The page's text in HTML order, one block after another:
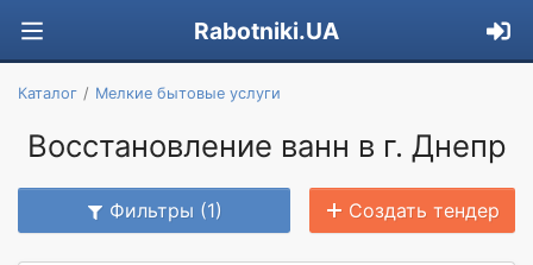
Rabotniki.UA
Каталог Мелкие бытовые услуги
Восстановление ванн в г. Днепр
Фильтры (1) Создать тендер